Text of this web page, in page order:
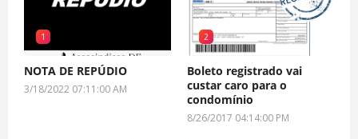
1
NOTA DE REPÚDIO
3/18/2022 07:11:00 AM
2
Boleto registrado vai
custar caro para o
condomínio
8/26/2017 04:14:00 PM